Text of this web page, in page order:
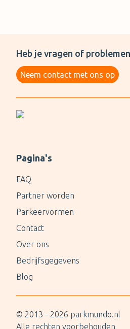
Heb je vragen of
Neem contact met ons op
Pagina's
FAQ
Partner worden
Parkeervormen
Contact
Over ons
Bedrijfsgegevens
Blog
© 2013 - 2026 parkmundo.nl
Alle rechten voorbehouden